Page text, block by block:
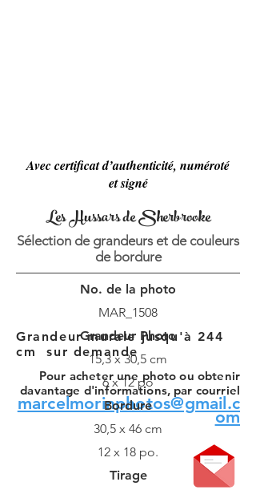
Avec certificat d’authenticité, numéroté
et signé
Pour acheter une photo ou obtenir
davantage d'informations, par courriel
marcelmorinphotos@gmail.c
om
Grandeur murale jusqu'à 244
cm sur demande
Les Hussars de Sherbrooke
Sélection de grandeurs et de couleurs
de bordure
No. de la photo
MAR_1508
Grandeur Photo
15,3 x 30,5 cm
6 x 12 po
Bordure
30,5 x 46 cm
12 x 18 po.
Tirage